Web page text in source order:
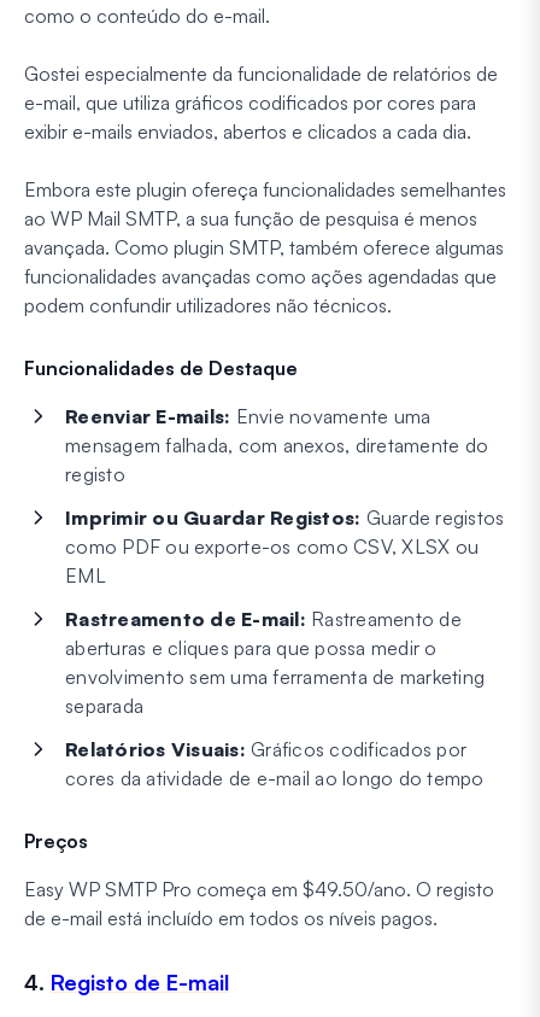
como o conteúdo do e-mail.
Gostei especialmente da funcionalidade de relatórios de
e-mail, que utiliza gráficos codificados por cores para
exibir e-mails enviados, abertos e clicados a cada dia.
Embora este plugin ofereça funcionalidades semelhantes
ao WP Mail SMTP, a sua função de pesquisa é menos
avançada. Como plugin SMTP, também oferece algumas
funcionalidades avançadas como ações agendadas que
podem confundir utilizadores não técnicos.
Funcionalidades de Destaque
Reenviar E-mails: Envie novamente uma
mensagem falhada, com anexos, diretamente do
registo
Imprimir ou Guardar Registos: Guarde registos
como PDF ou exporte-os como CSV, XLSX ou
EML
Rastreamento de E-mail: Rastreamento de
aberturas e cliques para que possa medir o
envolvimento sem uma ferramenta de marketing
separada
Relatórios Visuais: Gráficos codificados por
cores da atividade de e-mail ao longo do tempo
Preços
Easy WP SMTP Pro começa em $49.50/ano. O registo
de e-mail está incluído em todos os níveis pagos.
4. Registo de E-mail